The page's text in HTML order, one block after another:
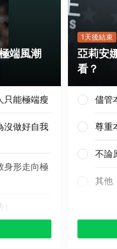
端風潮
只能極端瘦
沒做好自我
身形走向極
1天後結束
亞莉安
看？
儘管
尊重
不論
其他